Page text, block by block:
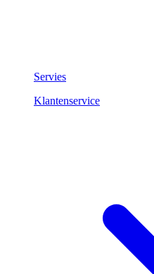
Servies
Klantenservice